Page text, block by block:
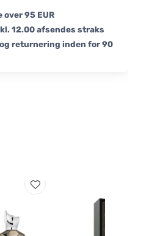
95 EUR
12.00 afsendes straks
returnering inden for 90